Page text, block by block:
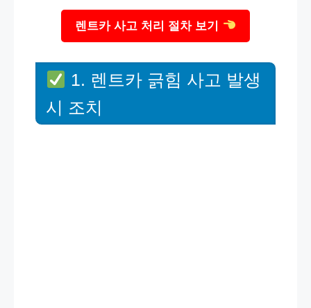
렌트카 사고 처리 절차 보기
1. 렌트카 긁힘 사고 발생
시 조치